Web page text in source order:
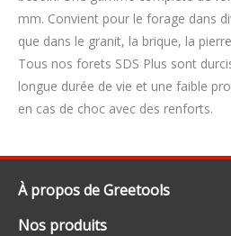
mm. Convient pour le forage dans
que dans le granit, la brique, la
Tous nos forets SDS Plus sont
longue durée de vie et une faible
en cas de choc avec des renforts.
À propos de Greetools
Nos produits